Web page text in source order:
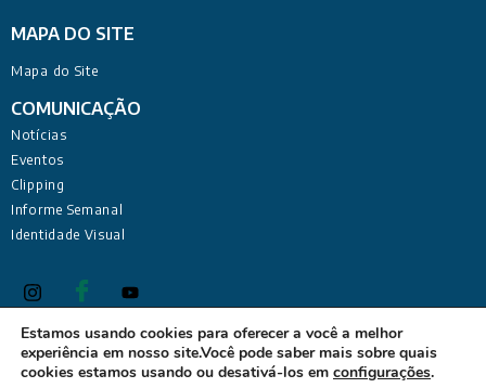
MAPA DO SITE
Mapa do Site
COMUNICAÇÃO
Notícias
Eventos
Clipping
Informe Semanal
Identidade Visual
Defensoria Pública do Estado da Paraíba Sede Administrativa:
Rua Deputado Barreto Sobrinho, 168 - Tambiá, João Pessoa -
Estamos usando cookies para oferecer a você a melhor
experiência em nosso site.Você pode saber mais sobre quais
cookies estamos usando ou desativá-los em configurações.